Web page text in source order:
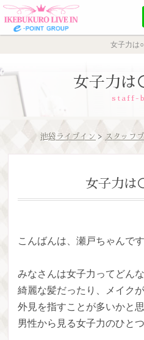
女子力は
女子力
staff-
池袋ライブイン > スタッフ
女子力
こんばんは、瀬戸ちゃんです
みなさんは女子力ってどん
綺麗な髪だったり、メイク
外見を指すことが多いかと
男性から見る女子力のひと